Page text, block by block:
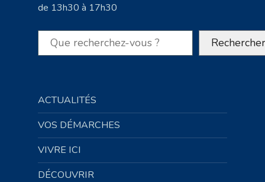
de 13h30 à 17h30
Rechercher Rechercher
ACTUALITÉS
VOS DÉMARCHES
VIVRE ICI
DÉCOUVRIR